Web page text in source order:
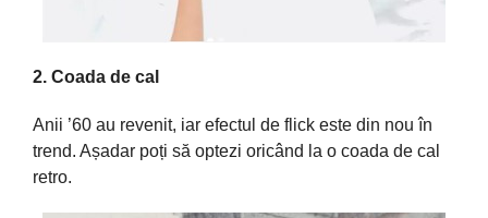
2. Coada de cal
Anii ’60 au revenit, iar efectul de flick este din nouîn
trend. Așadar poți să optezi oricând la o coada de cal
retro.